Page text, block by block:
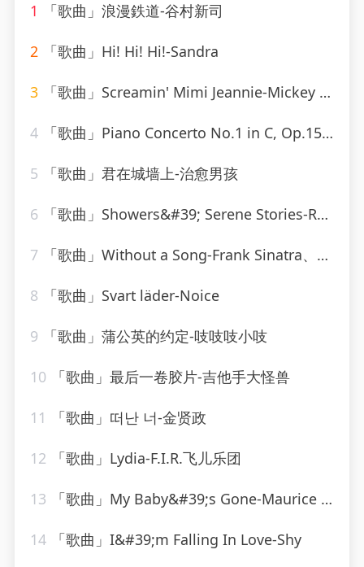
1 「歌曲」浪漫鉄道-谷村新司
2 「歌曲」Hi! Hi! Hi!-Sandra
3 「歌曲」Screamin' Mimi Jeannie-Mickey Hawks
4 「歌曲」Piano Concerto No.1 in C, Op.15-Otto Klemperer(1)
5 「歌曲」君在城墙上-治愈男孩
6 「歌曲」Showers&#39; Serene Stories-Rainforest Ambience
7 「歌曲」Without a Song-Frank Sinatra、Tommy Dorsey Orchestra、Vincent Youmans
8 「歌曲」Svart läder-Noice
9 「歌曲」蒲公英的约定-吱吱吱小吱
10 「歌曲」最后一卷胶片-吉他手大怪兽
11 「歌曲」떠난 너-金贤政
12 「歌曲」Lydia-F.I.R.飞儿乐团
13 「歌曲」My Baby&#39;s Gone-Maurice Williams、the zodiacs
14 「歌曲」I&#39;m Falling In Love-Shy